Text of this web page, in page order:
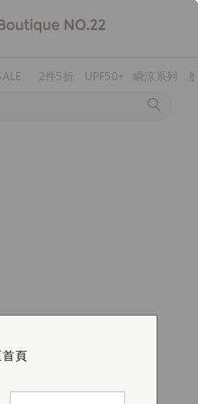
2件5折 UPF50+ 瞬涼系列
頁
頁
頁
頁
頁